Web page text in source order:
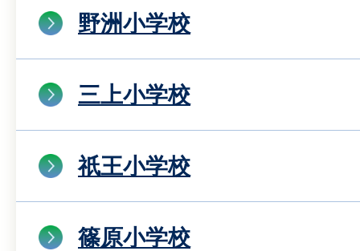
野洲小学校
三上小学校
祇王小学校
篠原小学校